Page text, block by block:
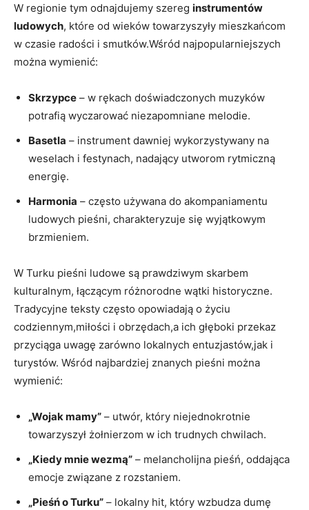
W regionie tym odnajdujemy szereg instrumentów
ludowych, które od wieków towarzyszyły mieszkańcom
w czasie radości i smutków.Wśród najpopularniejszych
można wymienić:
Skrzypce – w rękach doświadczonych muzyków
potrafią wyczarować niezapomniane melodie.
Basetla – instrument dawniej wykorzystywany na
weselach i festynach, nadający utworom rytmiczną
energię.
Harmonia – często używana do akompaniamentu
ludowych pieśni, charakteryzuje się wyjątkowym
brzmieniem.
W Turku pieśni ludowe są prawdziwym skarbem
kulturalnym, łączącym różnorodne wątki historyczne.
Tradycyjne teksty często opowiadają o życiu
codziennym,miłości i obrzędach,a ich głęboki przekaz
przyciąga uwagę zarówno lokalnych entuzjastów,jak i
turystów. Wśród najbardziej znanych pieśni można
wymienić:
„Wojak mamy” – utwór, który niejednokrotnie
towarzyszył żołnierzom w ich trudnych chwilach.
„Kiedy mnie wezmą” – melancholijna pieśń, oddająca
emocje związane z rozstaniem.
„Pieśń o Turku” – lokalny hit, który wzbudza dumę